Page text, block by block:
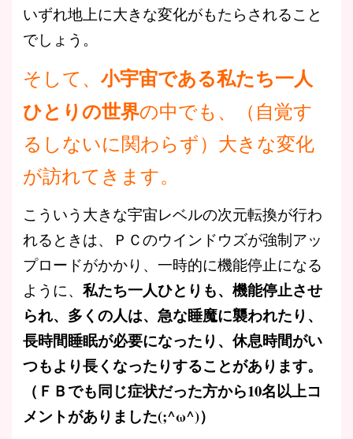
いずれ地上に大きな変化がもたらされること
でしょう。
そして、 小宇宙である私たち一人
ひとりの世界の中でも、（自覚す
るしないに関わらず）大きな変化
が訪れてきます。
こういう大きな宇宙レベルの次元転換が行わ
れるときは、ＰＣのウインドウズが強制アッ
プロードがかかり、一時的に機能停止になる
ように、 私たち一人ひとりも、機能停止させ
られ、多くの人は、急な睡魔に襲われたり、
長時間睡眠が必要になったり、休息時間がい
つもより長くなったりすることがあります。
（ＦＢでも同じ症状だった方から10名以上コ
メントがありました(;^ω^)）